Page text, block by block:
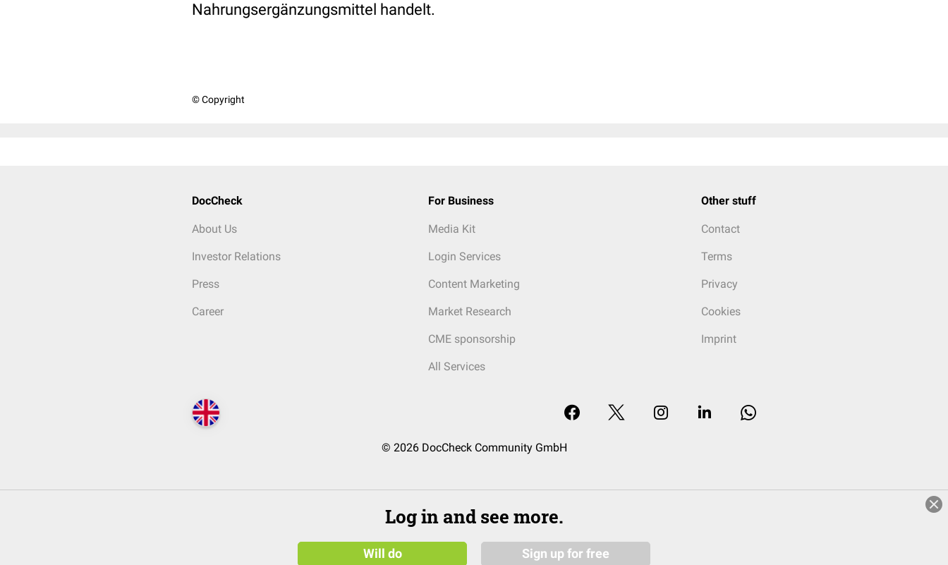
Nahrungsergänzungsmittel handelt.
© Copyright
DocCheck
About Us
Investor Relations
Press
Career
For Business
Media Kit
Login Services
Content Marketing
Market Research
CME sponsorship
All Services
Other stuff
Contact
Terms
Privacy
Cookies
Imprint
© 2026 DocCheck Community GmbH
Log in and see more.
Will do Sign up for free